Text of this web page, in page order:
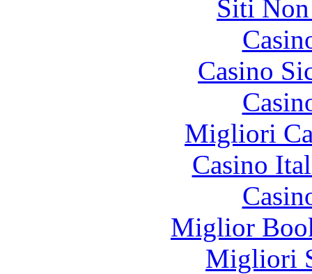
Siti
Casino
Migliori
Casino
Miglior
Migliori